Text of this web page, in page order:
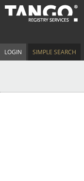
LOGIN SIMPLE SEARCH